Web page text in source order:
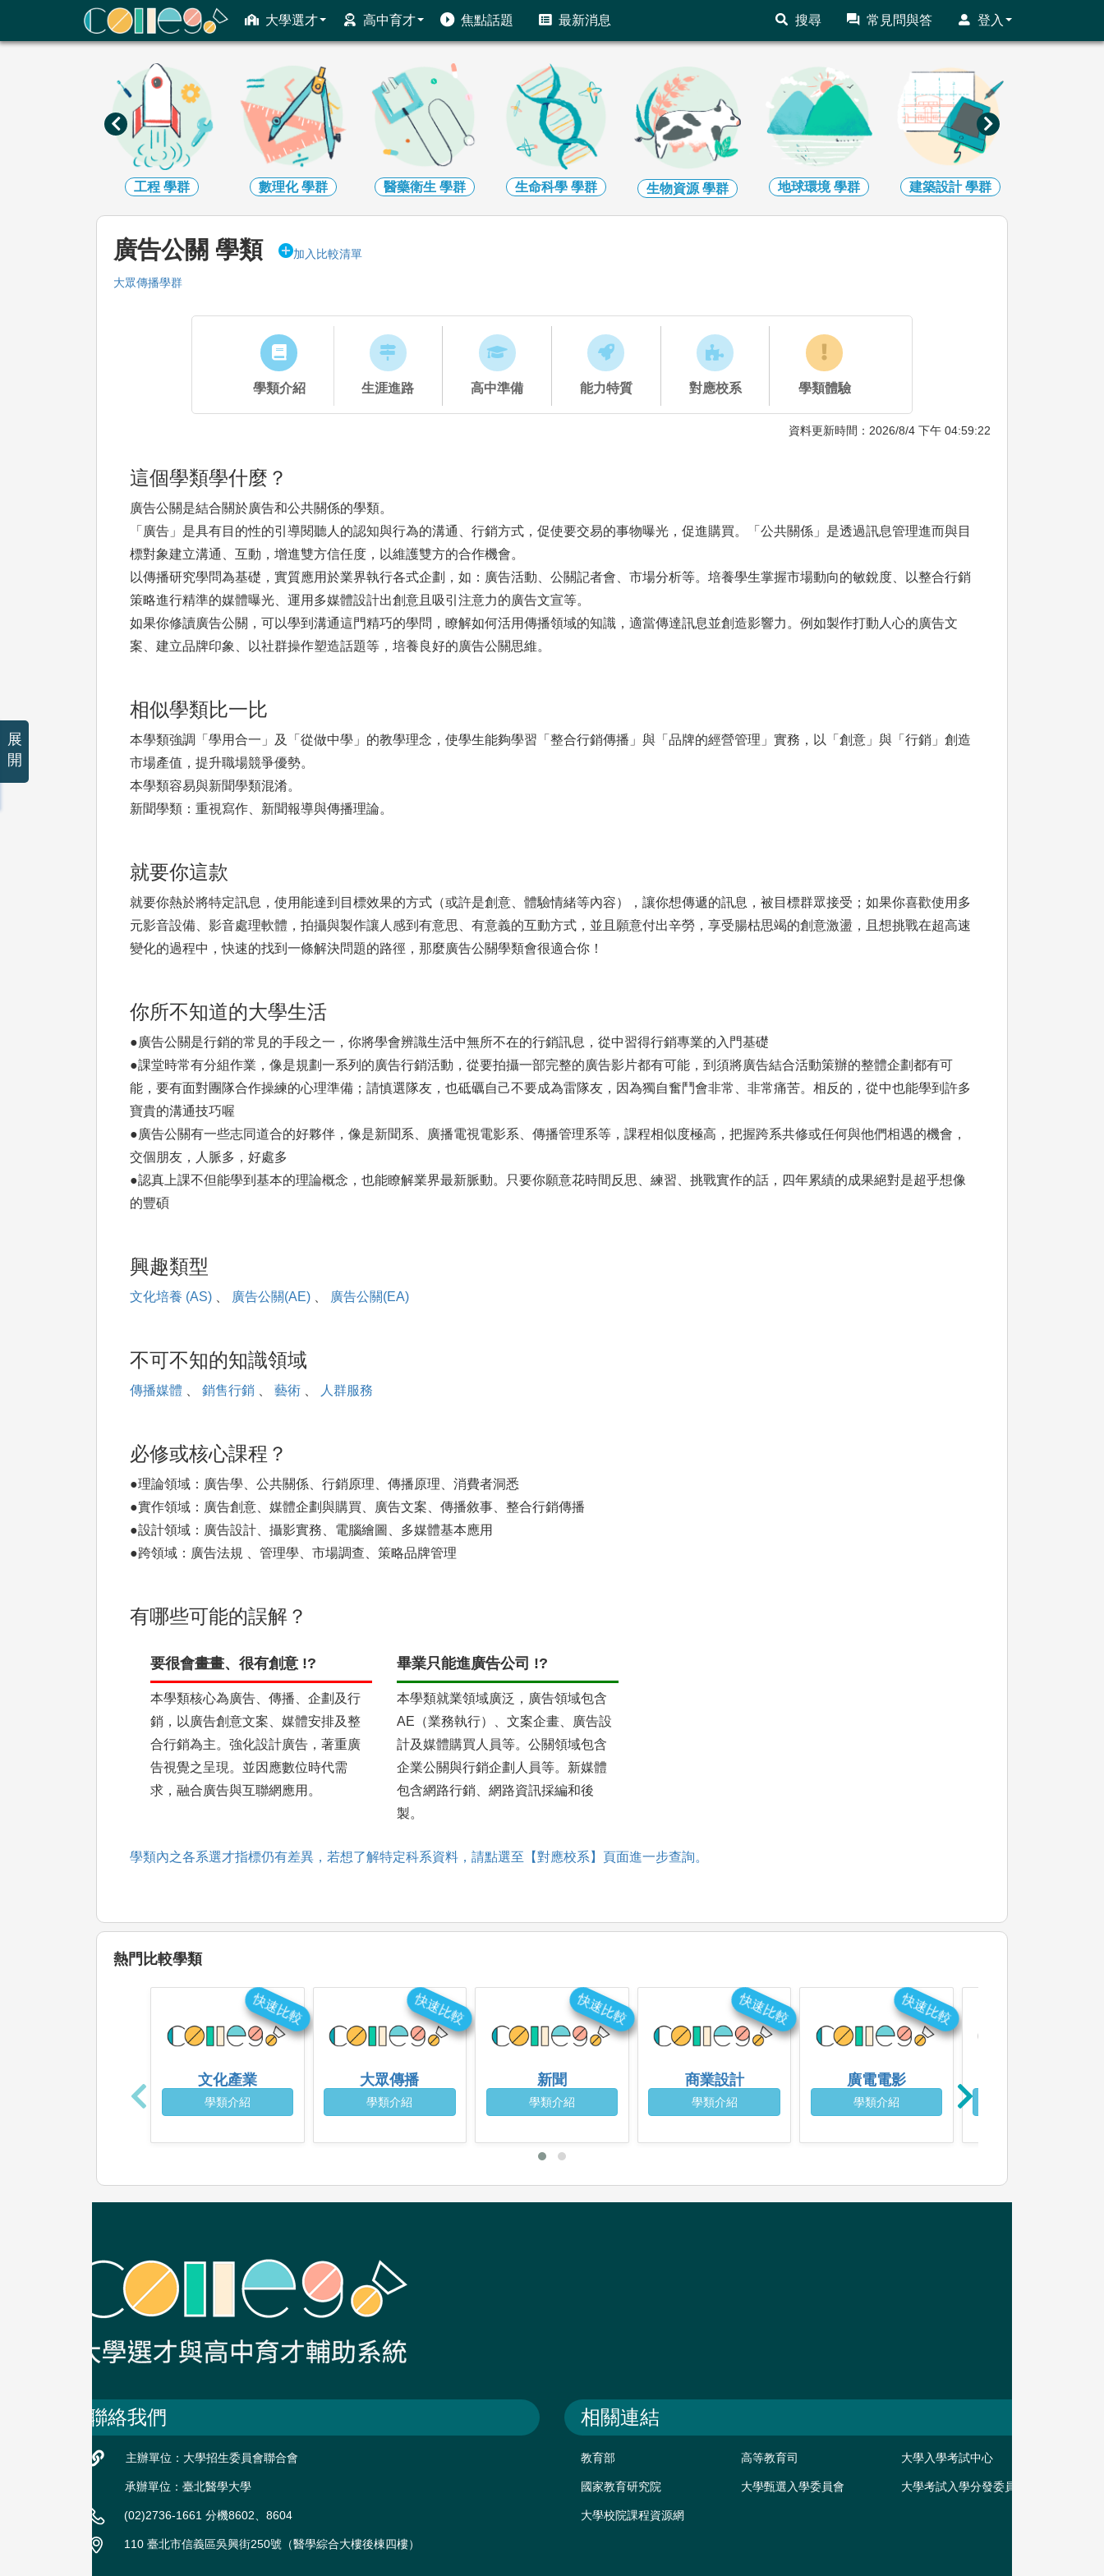
大學選才 高中育才 焦點話題 最新消息 搜尋 常見問與答 登入
ColleGo! 大學選才與高中育才輔助系統
工程 學群 數理化學群 醫藥衛生 學群 生命科學 學群 生物資源學群 地球環境學群 建築設計學群
廣告公關 學類 加入比較清單
大眾傳播學群
學類介紹 生涯進路 高中準備 能力特質 對應校系 學類體驗
資料更新時間：2026/8/4 下午 04:59:22
這個學類學什麼？
廣告公關是結合關於廣告和公共關係的學類。
「廣告」是具有目的性的引導閱聽人的認知與行為的溝通、行銷方式，促使要交易的事物曝光，促進購買。「公共關係」是透過訊息管理進而與目
標對象建立溝通、互動，增進雙方信任度，以維護雙方的合作機會。
以傳播研究學問為基礎，實質應用於業界執行各式企劃，如：廣告活動、公關記者會、市場分析等。培養學生掌握市場動向的敏銳度、以整合行銷
策略進行精準的媒體曝光、運用多媒體設計出創意且吸引注意力的廣告文宣等。
如果你修讀廣告公關，可以學到溝通這門精巧的學問，瞭解如何活用傳播領域的知識，適當傳達訊息並創造影響力。例如製作打動人心的廣告文
案、建立品牌印象、以社群操作塑造話題等，培養良好的廣告公關思維。
相似學類比一比
本學類強調「學用合一」及「從做中學」的教學理念，使學生能夠學習「整合行銷傳播」與「品牌的經營管理」實務，以「創意」與「行銷」創造
市場產值，提升職場競爭優勢。
本學類容易與新聞學類混淆。
新聞學類：重視寫作、新聞報導與傳播理論。
就要你這款
就要你熱於將特定訊息，使用能達到目標效果的方式（或許是創意、體驗情緒等內容），讓你想傳遞的訊息，被目標群眾接受；如果你喜歡使用多
元影音設備、影音處理軟體，拍攝與製作讓人感到有意思、有意義的互動方式，並且願意付出辛勞，享受腸枯思竭的創意激盪，且想挑戰在超高速
變化的過程中，快速的找到一條解決問題的路徑，那麼廣告公關學類會很適合你！
你所不知道的大學生活
●廣告公關是行銷的常見的手段之一，你將學會辨識生活中無所不在的行銷訊息，從中習得行銷專業的入門基礎
●課堂時常有分組作業，像是規劃一系列的廣告行銷活動，從要拍攝一部完整的廣告影片都有可能，到須將廣告結合活動策辦的整體企劃都有可
能，要有面對團隊合作操練的心理準備；請慎選隊友，也砥礪自己不要成為雷隊友，因為獨自奮鬥會非常、非常痛苦。相反的，從中也能學到許多
寶貴的溝通技巧喔
●廣告公關有一些志同道合的好夥伴，像是新聞系、廣播電視電影系、傳播管理系等，課程相似度極高，把握跨系共修或任何與他們相遇的機會，
交個朋友，人脈多，好處多
●認真上課不但能學到基本的理論概念，也能瞭解業界最新脈動。只要你願意花時間反思、練習、挑戰實作的話，四年累績的成果絕對是超乎想像
的豐碩
興趣類型
文化培養 (AS) 、 廣告公關(AE) 、 廣告公關(EA)
不可不知的知識領域
傳播媒體 、 銷售行銷 、 藝術 、 人群服務
必修或核心課程？
●理論領域：廣告學、公共關係、行銷原理、傳播原理、消費者洞悉
●實作領域：廣告創意、媒體企劃與購買、廣告文案、傳播敘事、整合行銷傳播
●設計領域：廣告設計、攝影實務、電腦繪圖、多媒體基本應用
●跨領域：廣告法規 、管理學、市場調查、策略品牌管理
有哪些可能的誤解？
要很會畫畫、很有創意 !?
本學類核心為廣告、傳播、企劃及行
銷，以廣告創意文案、媒體安排及整
合行銷為主。強化設計廣告，著重廣
告視覺之呈現。並因應數位時代需
求，融合廣告與互聯網應用。
畢業只能進廣告公司 !?
本學類就業領域廣泛，廣告領域包含
AE（業務執行）、文案企畫、廣告設
計及媒體購買人員等。公關領域包含
企業公關與行銷企劃人員等。新媒體
包含網路行銷、網路資訊採編和後
製。
學類內之各系選才指標仍有差異，若想了解特定科系資料，請點選至【對應校系】頁面進一步查詢。
熱門比較學類
文化產業
學類介紹
快速比較
大眾傳播
學類介紹
快速比較
新聞
學類介紹
快速比較
商業設計
學類介紹
快速比較
廣電電影
學類介紹
快速比較
聯絡我們
主辦單位：大學招生委員會聯合會
承辦單位：臺北醫學大學
(02)2736-1661 分機8602、8604
110 臺北市信義區吳興街250號（醫學綜合大樓後棟四樓）
相關連結
教育部 高等教育司 大學入學考試中心
國家教育研究院 大學甄選入學委員會 大學考試入學分發委員會
大學校院課程資源網
展
開